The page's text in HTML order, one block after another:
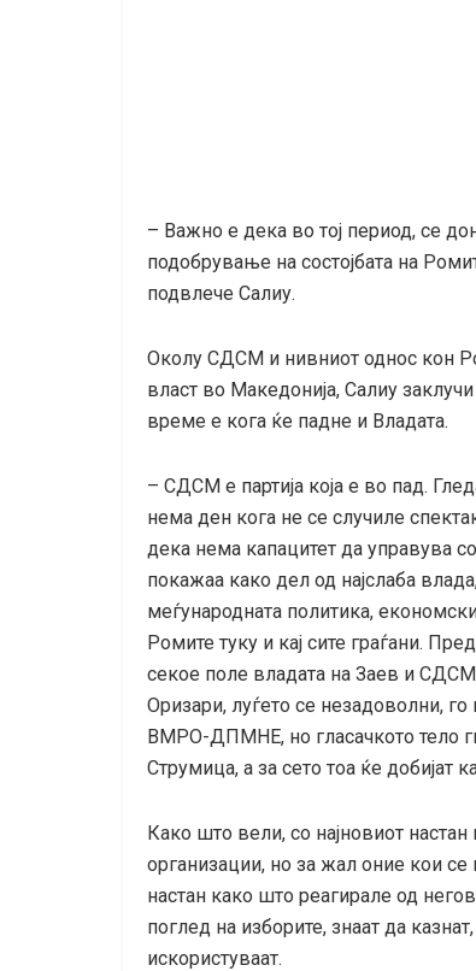
– Важно е дека во тој период, се
подобрување на состојбата на
подвлече Салиу.
Околу СДСМ и нивниот однос кон
власт во Македонија, Салиу
време е кога ќе падне и Владата.
– СДСМ е партија која е во пад.
нема ден кога не се случиле
дека нема капацитет да управува
покажаа како дел од најслаба
меѓународната политика,
Ромите туку и кај сите граѓани.
секое поле владата на Заев и
Оризари, луѓето се незадоволни,
ВМРО-ДПМНЕ, но гласачкото тело
Струмица, а за сето тоа ќе добијат
Како што вели, со најновиот
организации, но за жал оние кои
настан како што реагирале од
поглед на изборите, знаат да
искористуваат.